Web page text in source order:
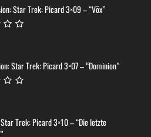
Star Trek: Picard 3×09 – “Võx”
Star Trek: Picard 3×07 – “Dominion”
Trek: Picard 3×10 – “Die letzte